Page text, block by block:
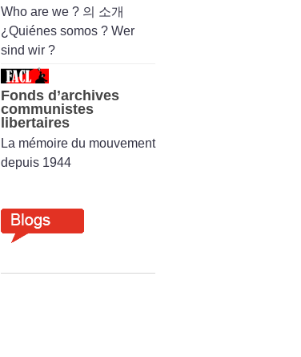
Who are we ? 의 소개
¿Quiénes somos ? Wer
sind wir ?
Fonds d’archives
communistes
libertaires
La mémoire du mouvement
depuis 1944